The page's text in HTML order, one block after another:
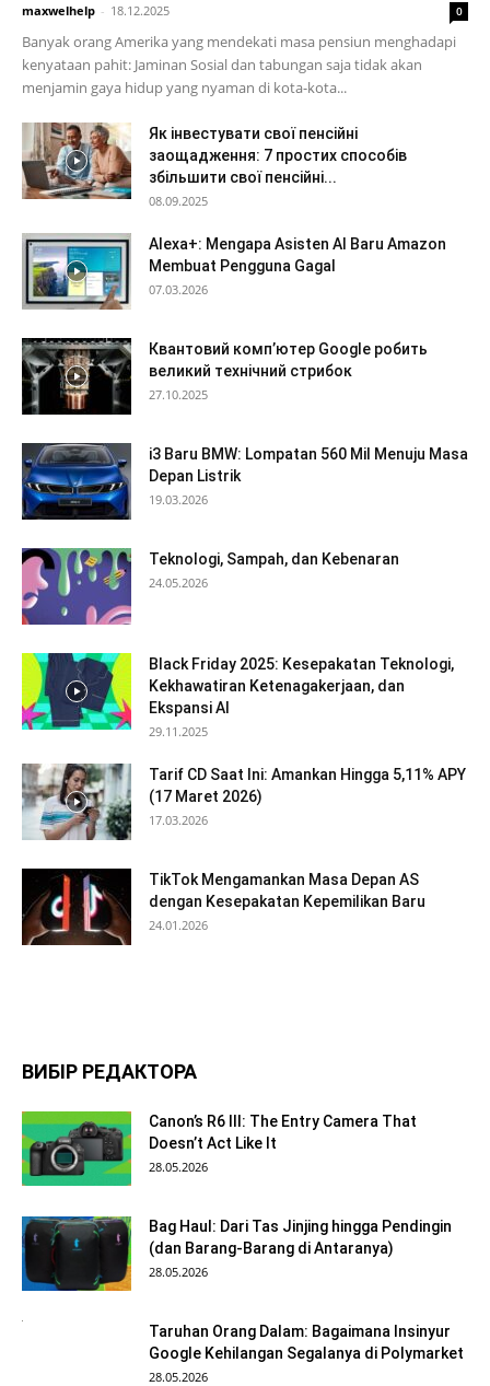
maxwelhelp - 18.12.2025 0
Banyak orang Amerika yang mendekati masa pensiun menghadapi
kenyataan pahit: Jaminan Sosial dan tabungan saja tidak akan
menjamin gaya hidup yang nyaman di kota-kota...
Як інвестувати свої пенсійні
заощадження: 7 простих способів
збільшити свої пенсійні...
08.09.2025
Alexa+: Mengapa Asisten AI Baru Amazon
Membuat Pengguna Gagal
07.03.2026
Квантовий комп’ютер Google робить
великий технічний стрибок
27.10.2025
i3 Baru BMW: Lompatan 560 Mil Menuju Masa
Depan Listrik
19.03.2026
Teknologi, Sampah, dan Kebenaran
24.05.2026
Black Friday 2025: Kesepakatan Teknologi,
Kekhawatiran Ketenagakerjaan, dan
Ekspansi AI
29.11.2025
Tarif CD Saat Ini: Amankan Hingga 5,11% APY
(17 Maret 2026)
17.03.2026
TikTok Mengamankan Masa Depan AS
dengan Kesepakatan Kepemilikan Baru
24.01.2026
ВИБІР РЕДАКТОРА
Canon’s R6 III: The Entry Camera That
Doesn’t Act Like It
28.05.2026
Bag Haul: Dari Tas Jinjing hingga Pendingin
(dan Barang-Barang di Antaranya)
28.05.2026
Taruhan Orang Dalam: Bagaimana Insinyur
Google Kehilangan Segalanya di Polymarket
28.05.2026